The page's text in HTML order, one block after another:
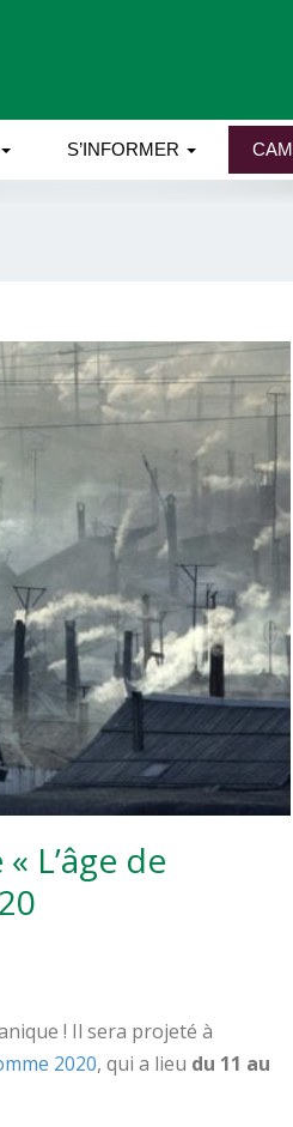
S’INFORMER
L’âge de
! Il sera projeté à
2020, qui a lieu du 11 au